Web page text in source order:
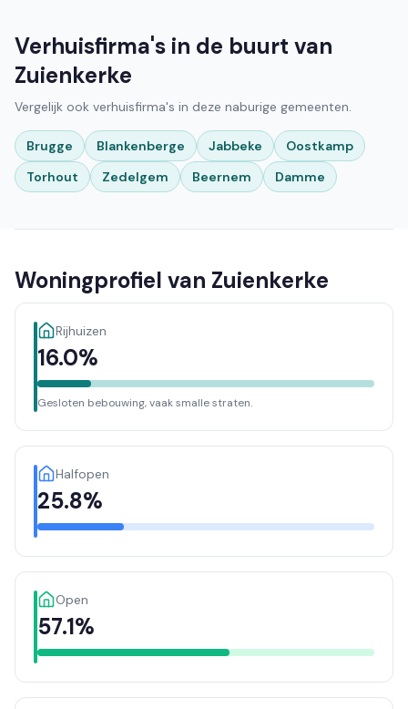
Verhuisfirma's in de buurt van
Zuienkerke
Vergelijk ook verhuisfirma's in deze naburige gemeenten.
Brugge Blankenberge Jabbeke
Oostkamp
Torhout
Zedelgem Beernem Damme
Woningprofiel van Zuienkerke
Rijhuizen
16.0%
Gesloten bebouwing, vaak smalle straten.
Halfopen
25.8%
Open
57.1%